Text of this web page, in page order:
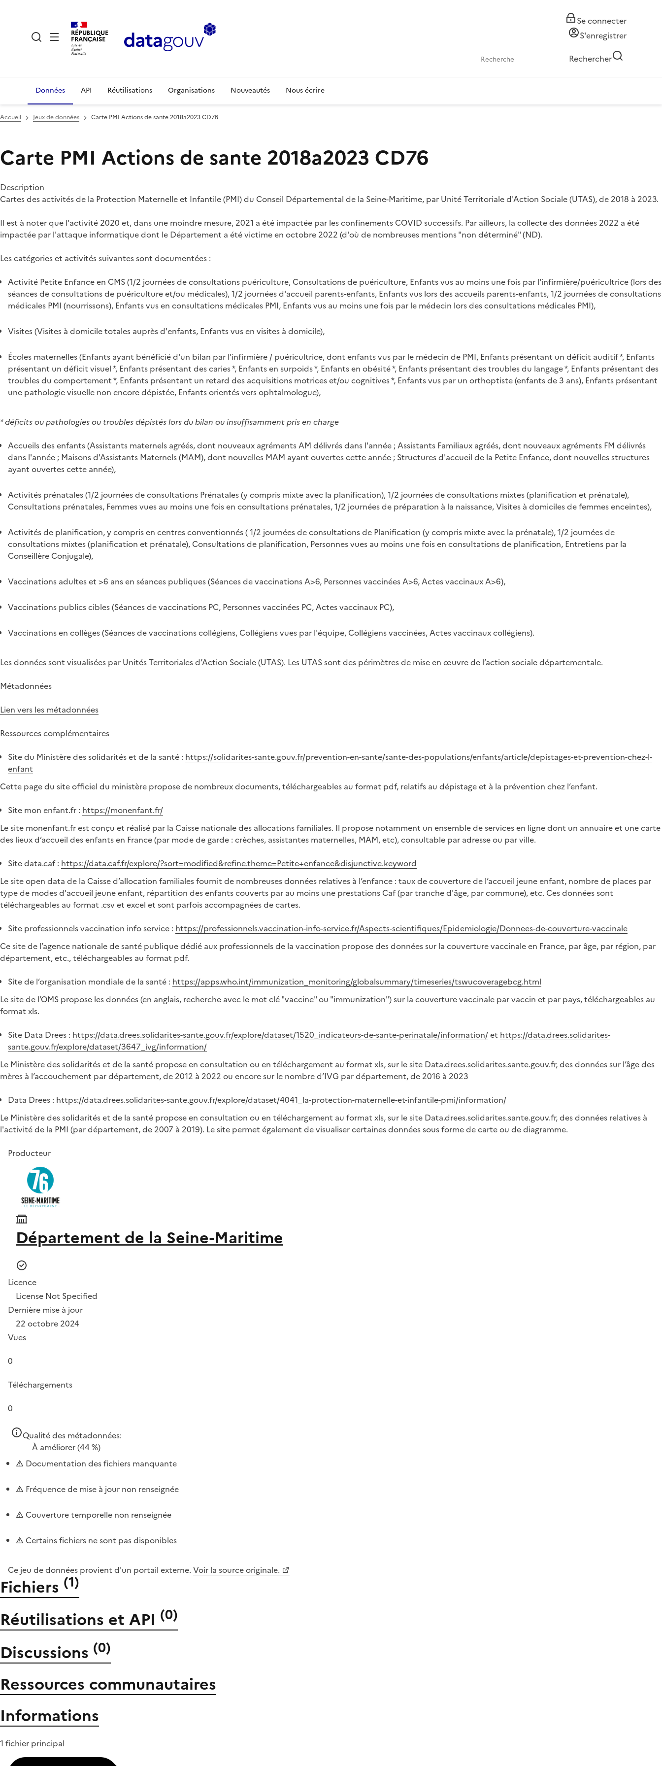
RÉPUBLIQUE
FRANÇAISE
Se connecter
S'enregistrer
Rechercher
Données API Réutilisations Organisations Nouveautés Nous écrire
Accueil Jeux de données Carte PMI Actions de sante 2018a2023 CD76
Carte PMI Actions de sante 2018a2023 CD76
Description
Cartes des activités de la Protection Maternelle et Infantile (PMI) du Conseil Départemental de la Seine-Maritime, par Unité Territoriale d'Action Sociale (UTAS), de 2018 à 2023.
Il est à noter que l'activité 2020 et, dans une moindre mesure, 2021 a été impactée par les confinements COVID successifs. Par ailleurs, la collecte des données 2022 a été
impactée par l'attaque informatique dont le Département a été victime en octobre 2022 (d'où de nombreuses mentions "non déterminé" (ND).
Les catégories et activités suivantes sont documentées :
Activité Petite Enfance en CMS (1/2 journées de consultations puériculture, Consultations de puériculture, Enfants vus au moins une fois par l'infirmière/puéricultrice (lors des
séances de consultations de puériculture et/ou médicales), 1/2 journées d'accueil parents-enfants, Enfants vus lors des accueils parents-enfants, 1/2 journées de consultations
médicales PMI (nourrissons), Enfants vus en consultations médicales PMI, Enfants vus au moins une fois par le médecin lors des consultations médicales PMI),
Visites (Visites à domicile totales auprès d'enfants, Enfants vus en visites à domicile),
Écoles maternelles (Enfants ayant bénéficié d'un bilan par l'infirmière / puéricultrice, dont enfants vus par le médecin de PMI, Enfants présentant un déficit auditif *, Enfants
présentant un déficit visuel *, Enfants présentant des caries *, Enfants en surpoids *, Enfants en obésité *, Enfants présentant des troubles du langage *, Enfants présentant des
troubles du comportement *, Enfants présentant un retard des acquisitions motrices et/ou cognitives *, Enfants vus par un orthoptiste (enfants de 3 ans), Enfants présentant
une pathologie visuelle non encore dépistée, Enfants orientés vers ophtalmologue),
* déficits ou pathologies ou troubles dépistés lors du bilan ou insuffisamment pris en charge
Accueils des enfants (Assistants maternels agréés, dont nouveaux agréments AM délivrés dans l'année ; Assistants Familiaux agréés, dont nouveaux agréments FM délivrés
dans l'année ; Maisons d'Assistants Maternels (MAM), dont nouvelles MAM ayant ouvertes cette année ; Structures d'accueil de la Petite Enfance, dont nouvelles structures
ayant ouvertes cette année),
Activités prénatales (1/2 journées de consultations Prénatales (y compris mixte avec la planification), 1/2 journées de consultations mixtes (planification et prénatale),
Consultations prénatales, Femmes vues au moins une fois en consultations prénatales, 1/2 journées de préparation à la naissance, Visites à domiciles de femmes enceintes),
Activités de planification, y compris en centres conventionnés ( 1/2 journées de consultations de Planification (y compris mixte avec la prénatale), 1/2 journées de
consultations mixtes (planification et prénatale), Consultations de planification, Personnes vues au moins une fois en consultations de planification, Entretiens par la
Conseillère Conjugale),
Vaccinations adultes et >6 ans en séances publiques (Séances de vaccinations A>6, Personnes vaccinées A>6, Actes vaccinaux A>6),
Vaccinations publics cibles (Séances de vaccinations PC, Personnes vaccinées PC, Actes vaccinaux PC),
Vaccinations en collèges (Séances de vaccinations collégiens, Collégiens vues par l'équipe, Collégiens vaccinées, Actes vaccinaux collégiens).
Les données sont visualisées par Unités Territoriales d’Action Sociale (UTAS). Les UTAS sont des périmètres de mise en œuvre de l’action sociale départementale.
Métadonnées
Lien vers les métadonnées
Ressources complémentaires
Site du Ministère des solidarités et de la santé : https://solidarites-sante.gouv.fr/prevention-en-sante/sante-des-populations/enfants/article/depistages-et-prevention-chez-l-
enfant
Cette page du site officiel du ministère propose de nombreux documents, téléchargeables au format pdf, relatifs au dépistage et à la prévention chez l’enfant.
Site mon enfant.fr : https://monenfant.fr/
Le site monenfant.fr est conçu et réalisé par la Caisse nationale des allocations familiales. Il propose notamment un ensemble de services en ligne dont un annuaire et une carte
des lieux d’accueil des enfants en France (par mode de garde : crèches, assistantes maternelles, MAM, etc), consultable par adresse ou par ville.
Site data.caf : https://data.caf.fr/explore/?sort=modified&refine.theme=Petite+enfance&disjunctive.keyword
Le site open data de la Caisse d’allocation familiales fournit de nombreuses données relatives à l’enfance : taux de couverture de l’accueil jeune enfant, nombre de places par
type de modes d'accueil jeune enfant, répartition des enfants couverts par au moins une prestations Caf (par tranche d'âge, par commune), etc. Ces données sont
téléchargeables au format .csv et excel et sont parfois accompagnées de cartes.
Site professionnels vaccination info service : https://professionnels.vaccination-info-service.fr/Aspects-scientifiques/Epidemiologie/Donnees-de-couverture-vaccinale
Ce site de l’agence nationale de santé publique dédié aux professionnels de la vaccination propose des données sur la couverture vaccinale en France, par âge, par région, par
département, etc., téléchargeables au format pdf.
Site de l’organisation mondiale de la santé : https://apps.who.int/immunization_monitoring/globalsummary/timeseries/tswucoveragebcg.html
Le site de l’OMS propose les données (en anglais, recherche avec le mot clé "vaccine" ou "immunization") sur la couverture vaccinale par vaccin et par pays, téléchargeables au
format xls.
Site Data Drees : https://data.drees.solidarites-sante.gouv.fr/explore/dataset/1520_indicateurs-de-sante-perinatale/information/et https://data.drees.solidarites-
sante.gouv.fr/explore/dataset/3647_ivg/information/
Le Ministère des solidarités et de la santé propose en consultation ou en téléchargement au format xls, sur le site Data.drees.solidarites.sante.gouv.fr, des données sur l’âge des
mères à l’accouchement par département, de 2012 à 2022 ou encore sur le nombre d’IVG par département, de 2016 à 2023
Data Drees : https://data.drees.solidarites-sante.gouv.fr/explore/dataset/4041_la-protection-maternelle-et-infantile-pmi/information/
Le Ministère des solidarités et de la santé propose en consultation ou en téléchargement au format xls, sur le site Data.drees.solidarites.sante.gouv.fr, des données relatives à
l'activité de la PMI (par département, de 2007 à 2019). Le site permet également de visualiser certaines données sous forme de carte ou de diagramme.
Producteur
Département de la Seine-Maritime
Licence
License Not Specified
Dernière mise à jour
22 octobre 2024
Vues
0
Téléchargements
0
Qualité des métadonnées:
À améliorer(44 %)
Documentation des fichiers manquante
Fréquence de mise à jour non renseignée
Couverture temporelle non renseignée
Certains fichiers ne sont pas disponibles
Ce jeu de données provient d'un portail externe. Voir la source originale.
Fichiers (1)
Réutilisations et API (0)
Discussions (0)
Ressources communautaires
Informations
1 fichier principal